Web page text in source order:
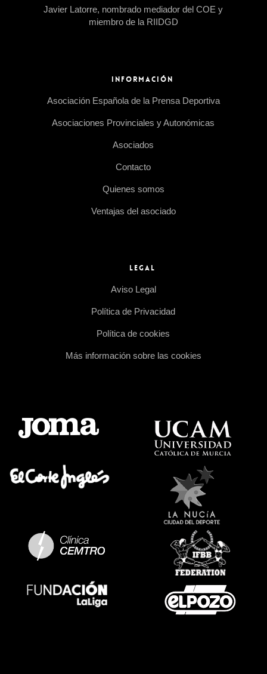
Javier Latorre, nombrado mediador del COE y
miembro de la RIIDGD
INFORMACIÓN
Asociación Española de la Prensa Deportiva
Asociaciones Provinciales y Autonómicas
Asociados
Contacto
Quienes somos
Ventajas del asociado
LEGAL
Aviso Legal
Política de Privacidad
Política de cookies
Más información sobre las cookies